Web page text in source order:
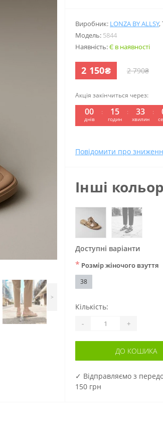
>
Виробник: LONZA BY ALLSY,
Модель: 5844
Наявність:Є в наявності
2 150₴ 2 790₴
Акція закінчиться через:
00
днів
: 15
годин
: 33
хвилин
:
Повідомити про
Інші
Доступні варіанти
* Розмір жіночого взуття
38
Кількість:
- +
ДО КОШИКА
✓ Відправляємо з
150 грн